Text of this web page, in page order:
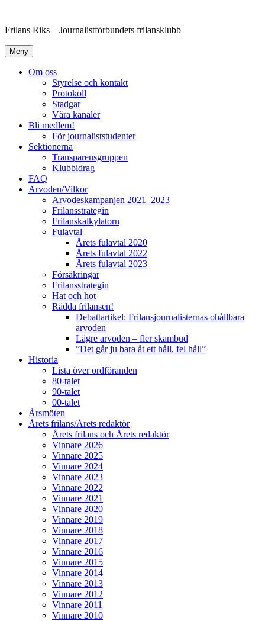
innehåll
Frilans Riks – Journalistförbundets frilansklubb
Meny
Om oss
Styrelse och kontakt
Protokoll
Stadgar
Våra kanaler
Bli medlem!
För journaliststudenter
Sektionerna
Transparensgruppen
Klubbidrag
FAQ
Arvoden/Vilkor
Arvodeskampanjen 2021–2023
Frilansstrategin
Frilanskalkylatorn
Fulavtal
Årets fulavtal 2020
Årets fulavtal 2022
Årets fulavtal 2023
Försäkringar
Frilansstrategin
Hat och hot
Rädda frilansen!
Debattartikel: Frilansjournalisternas ohållbara
arvoden
Lägre arvoden – fler skambud
”Det går ju bara åt ett håll, fel håll”
Historia
Lista över ordföranden
80-talet
90-talet
00-talet
Årsmöten
Årets frilans/Årets redaktör
Årets frilans och Årets redaktör
Vinnare 2026
Vinnare 2025
Vinnare 2024
Vinnare 2023
Vinnare 2022
Vinnare 2021
Vinnare 2020
Vinnare 2019
Vinnare 2018
Vinnare 2017
Vinnare 2016
Vinnare 2015
Vinnare 2014
Vinnare 2013
Vinnare 2012
Vinnare 2011
Vinnare 2010